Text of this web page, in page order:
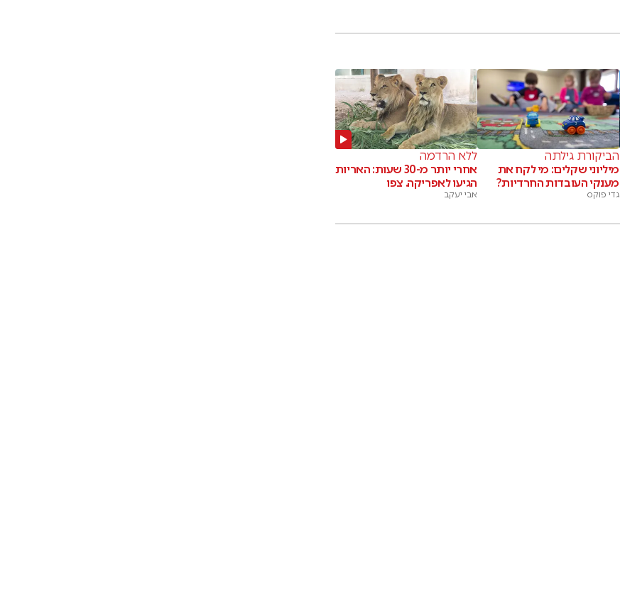
הביקורת גילתה
מיליוני שקלים: מי לקח את
מענקי העובדות החרדיות?
גדי פוקס
ללא הרדמה
אחרי יותר מ-30 שעות: האריות
הגיעו לאפריקה. צפו
אבי יעקב